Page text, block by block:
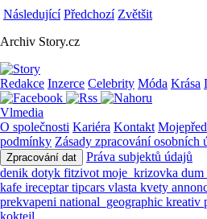
Následující Předchozí Zvětšit
Archiv Story.cz
Redakce Inzerce Celebrity Móda Krása
Vlmedia
O společnosti Kariéra Kontakt
podmínky Zásady zpracování osobních
Zpracování dat
Práva subjektů údajů
denik dotyk fitzivot moje_krizovka
kafe ireceptartipcars vlasta kvety
prekvapeni national_geographic kreativ
koktejl